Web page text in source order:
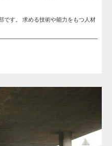
です。 求める技術や能力をもつ人材